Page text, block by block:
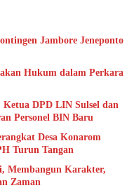
Jambore Jeneponto
Hukum dalam Perkara
DPD LIN Sulsel dan
Personel BIN Baru
Desa Konarom
Turun Tangan
Membangun Karakter,
Zaman